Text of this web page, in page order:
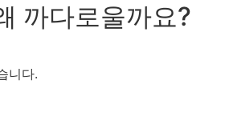
까다로울까요?
니다.